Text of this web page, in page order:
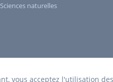
Sciences naturelles
vous acceptez l'utilisation